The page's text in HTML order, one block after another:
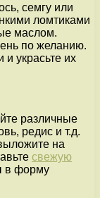
семгу или
ломтиками
маслом.
по желанию.
украсьте их
различные
редис и т.д.
на
свежую
в форму